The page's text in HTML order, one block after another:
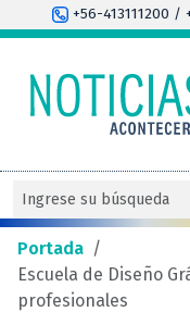
+56-413111200 /
Portada /
Escuela de Diseño
profesionales